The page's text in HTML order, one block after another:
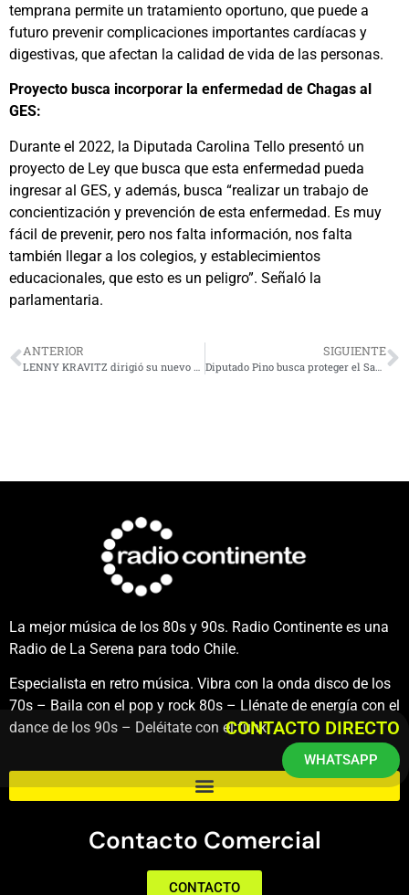
temprana permite un tratamiento oportuno, que puede a
futuro prevenir complicaciones importantes cardíacas y
digestivas, que afectan la calidad de vida de las personas.
Proyecto busca incorporar la enfermedad de Chagas al
GES:
Durante el 2022, la Diputada Carolina Tello presentó un
proyecto de Ley que busca que esta enfermedad pueda
ingresar al GES, y además, busca “realizar un trabajo de
concientización y prevención de esta enfermedad. Es muy
fácil de prevenir, pero nos falta información, nos falta
también llegar a los colegios, y establecimientos
educacionales, que esto es un peligro”. Señaló la
parlamentaria.
ANTERIOR
LENNY KRAVITZ dirigió su nuevo y sensual videoclip “Let It Ride”
SIGUIENTE
Diputado Pino busca proteger el Santuario del río Sasso debido a faenas mineras en Monte Patria
La mejor música de los 80s y 90s. Radio Continente es una
Radio de La Serena para todo Chile.
Especialista en retro música. Vibra con la onda disco de los
70s – Baila con el pop y rock 80s – Llénate de energía con el
dance de los 90s – Deléitate con el funk.
Contacto Comercial
CONTACTO
CONTACTO DIRECTO
WHATSAPP